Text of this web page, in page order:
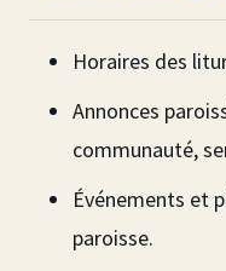
Horaires des
Annonces
communauté,
Événements et
paroisse.